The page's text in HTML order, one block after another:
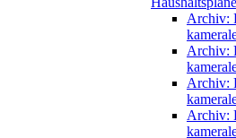
Archiv:
Archiv:
Archiv:
Archiv: